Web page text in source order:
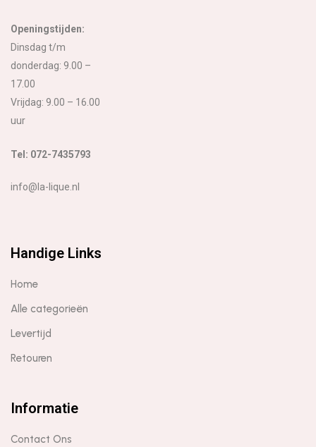
Openingstijden:
Dinsdag t/m
donderdag: 9.00 –
17.00
Vrijdag: 9.00 – 16.00
uur
Tel: 072-7435793
info@la-lique.nl
Handige Links
Home
Alle categorieën
Levertijd
Retouren
Informatie
Contact Ons